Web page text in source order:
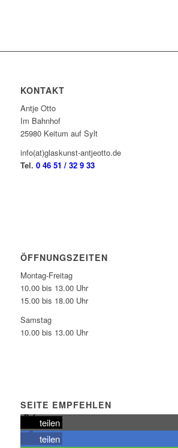
KONTAKT
Antje Otto
Im Bahnhof
25980 Keitum auf Sylt
info(at)glaskunst-antjeotto.de
Tel. 0 46 51 / 32 9 33
ÖFFNUNGSZEITEN
Montag-Freitag
10.00 bis 13.00 Uhr
15.00 bis 18.00 Uhr
Samstag
10.00 bis 13.00 Uhr
SEITE EMPFEHLEN
teilen
teilen